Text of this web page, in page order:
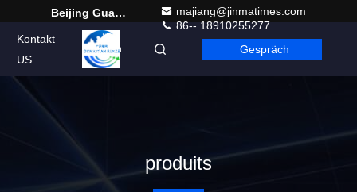
Beijing Guangtian Runze Technology Co., Ltd.
majiang@jinmatimes.com
86-- 18910255277
Kontakt
US
German Gespräch
produits